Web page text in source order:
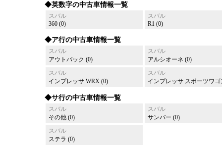
◆英数字の中古車情報一覧
スバル
360 (0)
スバル
R1 (0)
◆ア行の中古車情報一覧
スバル
アウトバック (0)
スバル
アルシオーネ (0)
スバル
インプレッサ WRX (0)
スバル
インプレッサ スポーツワゴ
◆サ行の中古車情報一覧
スバル
その他 (0)
スバル
サンバー (0)
スバル
ステラ (0)